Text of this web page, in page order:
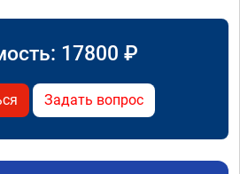
17800 ₽
Задать вопрос